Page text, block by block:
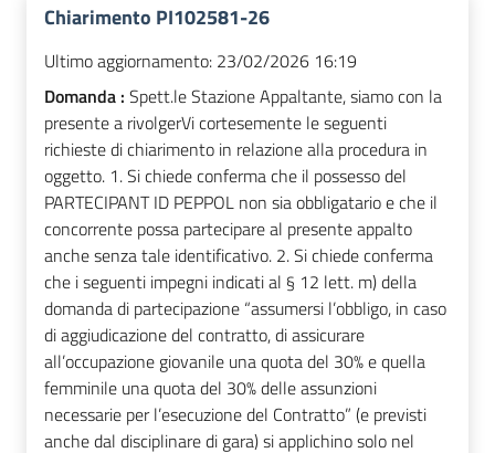
Chiarimento PI102581-26
Ultimo aggiornamento: 23/02/2026 16:19
Domanda : Spett.le Stazione Appaltante, siamo con la
presente a rivolgerVi cortesemente le seguenti
richieste di chiarimento in relazione alla procedura in
oggetto. 1. Si chiede conferma che il possesso del
PARTECIPANT ID PEPPOL non sia obbligatario e che il
concorrente possa partecipare al presente appalto
anche senza tale identificativo. 2. Si chiede conferma
che i seguenti impegni indicati al § 12 lett. m) della
domanda di partecipazione “assumersi l’obbligo, in caso
di aggiudicazione del contratto, di assicurare
all’occupazione giovanile una quota del 30% e quella
femminile una quota del 30% delle assunzioni
necessarie per l’esecuzione del Contratto” (e previsti
anche dal disciplinare di gara) si applichino solo nel